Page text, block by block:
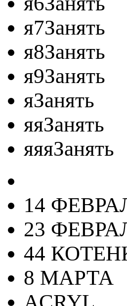
я7Занять
я8Занять
я9Занять
яЗанять
яяЗанять
яяяЗанять
14
23
44
8 МАРТА